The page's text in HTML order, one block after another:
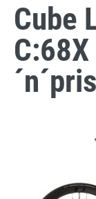
Cube
Bildergalerie